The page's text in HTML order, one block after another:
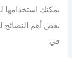
يمكنك
بعض أهم النصائح
في